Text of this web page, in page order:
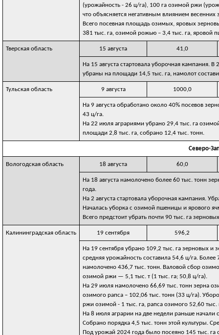
(урожайность - 26 ц/га), 100 га озимой ржи
что объясняется негативным влиянием
Всего посевная площадь озимых, яровых
381 тыс. га, озимой рожью – 3,4 тыс. га, яровой
Тверская область 15 августа 41,0
На 15 августа стартовала уборочная кампания.
убраны на площади 14,5 тыс. га, намолот
Тульская область 9 августа 1000,0
На 9 августа обработано около 40% посевов
43 ц/га.
На 22 июля аграриями убрано 29,4 тыс. га
площади 2,8 тыс. га, собрано 12,4 тыс. тонн.
Северо-
Вологодская область 18 августа 60,0
На 18 августа намолочено более 60 тыс. тонн
года.
На 2 августа стартовала уборочная кампания.
Началась уборка с озимой пшеницы и ярового
Всего предстоит убрать почти 90 тыс. га
Калининградская область 19 сентября 596,2
На 19 сентября убрано 109,2 тыс. га зерновых
средняя урожайность составила 54,6 ц/га.
намолочено 436,7 тыс. тонн. Валовой сбор
озимой ржи — 5,1 тыс. т (1 тыс. га; 50,8 ц/га).
На 29 июля намолочено 66,69 тыс. тонн зерна
озимого рапса – 102,06 тыс. тонн (33 ц/га).
ржи озимой - 1 тыс. га, рапса озимого 52,60 тыс.
На 8 июля аграрии на две недели раньше начали
Собрано порядка 4,5 тыс. тонн этой культуры.
Под урожай 2024 года было посеяно 145 тыс. га